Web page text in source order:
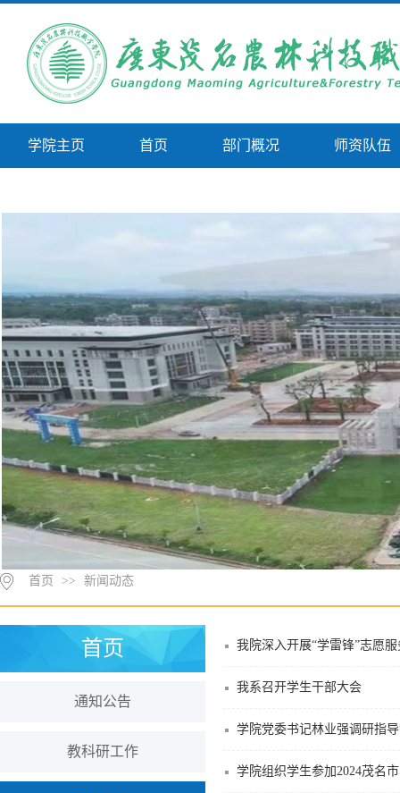
学院主页 首页 部门概况 师资队伍
首页 >> 新闻动态
首页
通知公告
教科研工作
我院深入开展“学雷锋”志愿
我系召开学生干部大会
学院党委书记林业强调研指
学院组织学生参加2024茂名